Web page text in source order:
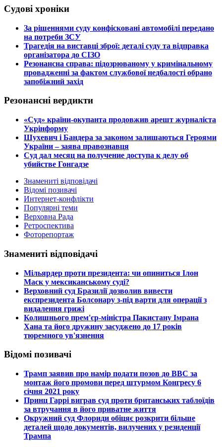
Судові хроніки
​За рішеннями суду конфісковані автомобілі передано
на потреби ЗСУ
​Трагедія на виставці зброї: деталі суду та відправка
організатора до СІЗО
​Резонансна справа: підозрюваному у кримінальному
провадженні за фактом службової недбалості обрано
запобіжний захід
Резонансні вердикти
​«Суд» країни-окупанта продовжив арешт журналіста
Укрінформу
Шухевич і Бандера за законом залишаються Героями
України – заява правознавця
Суд дал месяц на получение доступа к делу об
убийстве Гонгадзе
Знамениті відповідачі
Відомі позивачі
Интернет-конфлікти
Популярні теми
Верховна Рада
Ретроспектива
Фоторепортаж
Знамениті відповідачі
​Мільярдер проти президента: чи опиниться Ілон
Маск у мексиканському суді?
​Верховний суд Бразилії дозволив вивести
експрезидента Болсонару з-під варти для операції з
видалення грижі
​Колишнього прем'єр-міністра Пакистану Імрана
Хана та його дружину засуджено до 17 років
тюремного ув'язнення
Відомі позивачі
​Трамп заявив про намір подати позов до ВВС за
монтаж його промови перед штурмом Конгресу 6
січня 2021 року
​Принц Гаррі виграв суд проти британських таблоїдів
за втручання в його приватне життя
​Окружний суд Флориди обіцяє розкрити більше
деталей щодо документів, вилучених у резиденції
Трампа